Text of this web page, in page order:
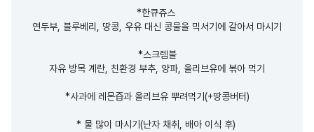
*한큐쥬스
연두부, 블루베리, 땅콩, 우유 대신 콩물을 믹서기에 갈아서 마시기
*스크렘블
자유 방목 계란, 친환경 부추, 양파, 올리브유에 볶아 먹기
*사과에 레몬즙과 올리브유 뿌려먹기(+땅콩버터)
* 물 많이 마시기(난자 채취, 배아 이식 후)